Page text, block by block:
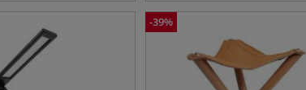
-39%